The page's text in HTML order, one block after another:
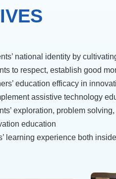
national identity by
to respect, establish good
education efficacy in
assistive technology
exploration, problem
education
learning experience both